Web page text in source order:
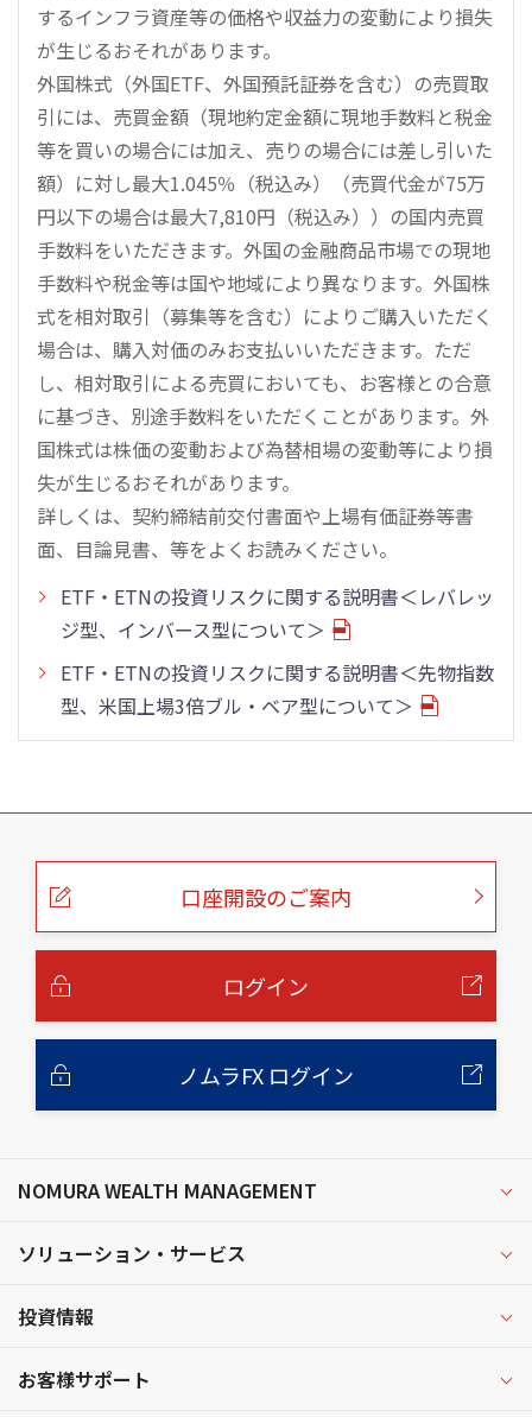
するインフラ資産等の価格や収益力の変動により損失
が生じるおそれがあります。
外国株式（外国ETF、外国預託証券を含む）の売買取
引には、売買金額（現地約定金額に現地手数料と税金
等を買いの場合には加え、売りの場合には差し引いた
額）に対し最大1.045％（税込み）（売買代金が75万
円以下の場合は最大7,810円（税込み））の国内売買
手数料をいただきます。外国の金融商品市場での現地
手数料や税金等は国や地域により異なります。外国株
式を相対取引（募集等を含む）によりご購入いただく
場合は、購入対価のみお支払いいただきます。ただ
し、相対取引による売買においても、お客様との合意
に基づき、別途手数料をいただくことがあります。外
国株式は株価の変動および為替相場の変動等により損
失が生じるおそれがあります。
詳しくは、契約締結前交付書面や上場有価証券等書
面、目論見書、等をよくお読みください。
ETF・ETNの投資リスクに関する説明書＜レバレッ
ジ型、インバース型について＞
ETF・ETNの投資リスクに関する説明書＜先物指数
型、米国上場3倍ブル・ベア型について＞
こ
口座開設のご案内
ログイン
ノムラFX ログイン
NOMURA WEALTH MANAGEMENT
ソリューション・サービス
投資情報
お客様サポート